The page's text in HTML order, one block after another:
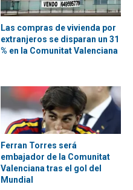
Las compras de vivienda por
extranjeros se disparan un 31
% en la Comunitat Valenciana
Ferran Torres será
embajador de la Comunitat
Valenciana tras el gol del
Mundial